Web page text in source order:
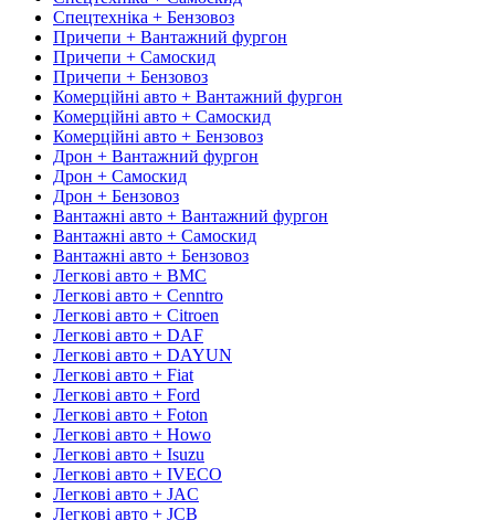
Спецтехніка + Бензовоз
Причепи + Вантажний фургон
Причепи + Самоскид
Причепи + Бензовоз
Комерційні авто + Вантажний фургон
Комерційні авто + Самоскид
Комерційні авто + Бензовоз
Дрон + Вантажний фургон
Дрон + Самоскид
Дрон + Бензовоз
Вантажні авто + Вантажний фургон
Вантажні авто + Самоскид
Вантажні авто + Бензовоз
Легкові авто + BMC
Легкові авто + Cenntro
Легкові авто + Citroen
Легкові авто + DAF
Легкові авто + DAYUN
Легкові авто + Fiat
Легкові авто + Ford
Легкові авто + Foton
Легкові авто + Howo
Легкові авто + Isuzu
Легкові авто + IVECO
Легкові авто + JAC
Легкові авто + JCB